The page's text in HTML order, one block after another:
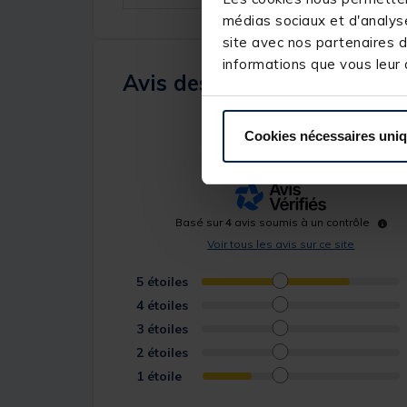
médias sociaux et
site avec nos partenaires
informations que vous
Cookies nécessaires
Avis des pêcheurs
4
/5
Basé sur4 avis soumis à un contrôle
Voir tous les avis sur ce site
5 étoiles
4 étoiles
3 étoiles
2 étoiles
1 étoile